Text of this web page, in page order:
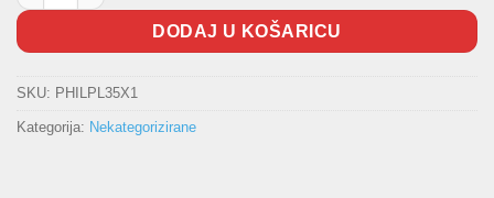
DODAJ U KOŠARICU
SKU: PHILPL35X1
Kategorija: Nekategorizirane